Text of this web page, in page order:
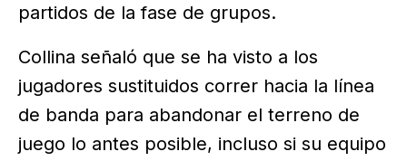
partidos de la fase de grupos.
Collina señaló que se ha visto a los
jugadores sustituidos correr hacia la línea
de banda para abandonar el terreno de
juego lo antes posible, incluso si su equipo